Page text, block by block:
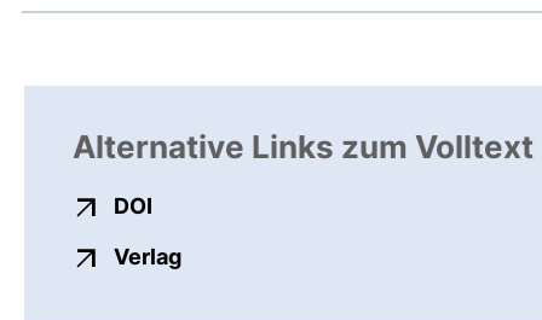
Alternative Links zum Volltext
DOI
Verlagexterner Link, öffnet neues